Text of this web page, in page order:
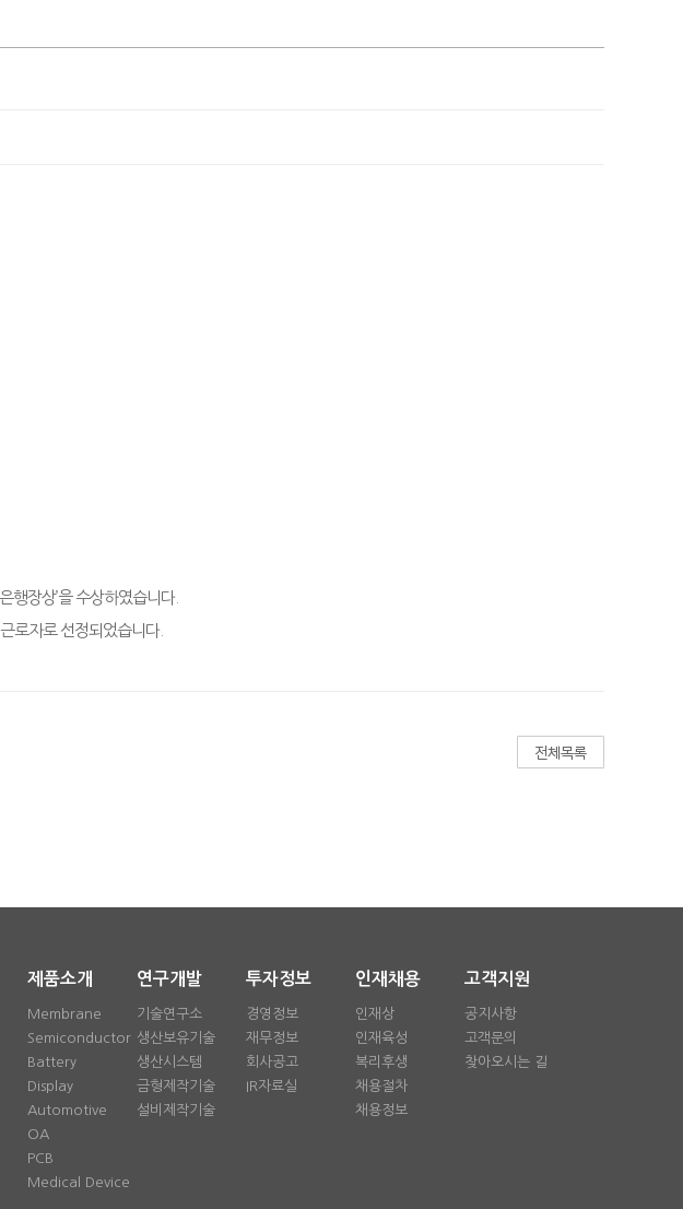
행장상’을 수상하였습니다.
로자로 선정되었습니다.
제품소개
Membrane
Semiconductor
Battery
Display
Automotive
OA
PCB
Medical Device
연구개발
기술연구소
생산보유기술
생산시스템
금형제작기술
설비제작기술
투자정보
경영정보
재무정보
회사공고
IR자료실
인재채용
인재상
인재육성
복리후생
채용절차
채용정보
고객지원
공지사항
고객문의
찾아오시는 길